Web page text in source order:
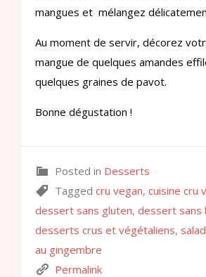
mangues et mélangez
Au moment de servir, décorez
mangue de quelques amandes
quelques graines de pavot.
Bonne dégustation !
Posted in Desserts
Tagged cru vegan, cuisine cru
dessert sans gluten, dessert sans
desserts crus et végétaliens,
au gingembre
Permalink